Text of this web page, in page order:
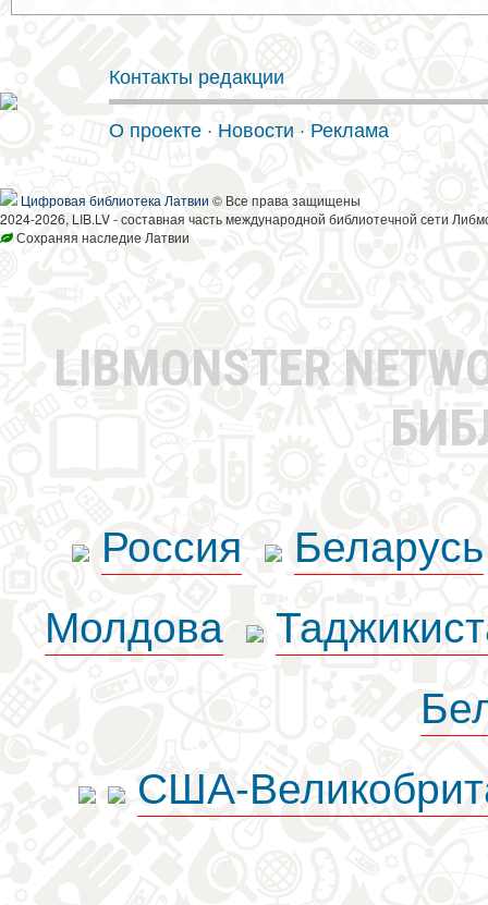
Контакты редакции
О проекте · Новости · Реклама
Цифровая библиотека Латвии © Все права защищены
2024-2026, LIB.LV - составная часть международной библиотечной сети
Сохраняя наследие Латвии
LIBMONSTER
Россия
Беларусь
Молдова
США-